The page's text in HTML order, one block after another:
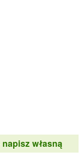
napisz własną